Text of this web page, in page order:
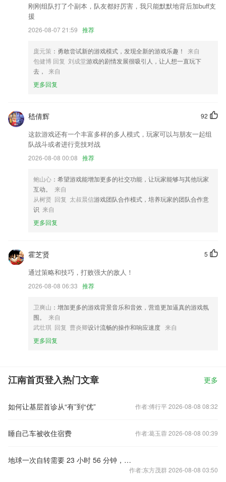
江南首页登入更新了什么?
澎湃早晚报海报样式优化；
可打印每日店员日报
解决设置中 API 入口丢失问题
读信翻译升级优化，增强翻译速度与准确性
联系我们
以上就是江南首页登入的介绍，如果您喜欢这款软件，您可以到应用商店
进行打分评论，说出您的使用经历，以帮助我们更好的对产品进行优化修
刚刚组队打了个副本，队友都好厉害，我只能默默地背后加buff支
援
2026-08-07 21:59 推荐
庞元策 ：勇敢尝试新的游戏模式，发现全新的游戏乐趣！
来自
包健博 回复 刘成堂游戏的剧情发展很吸引人，让人想一直玩下
去，
来自
更多回复
92
嵇倩辉
这款游戏还有一个丰富多样的多人模式，玩家可以与朋友一起组
队战斗或者进行竞技对战
2026-08-08 00:08 推荐
鲍山心 ：希望游戏能增加更多的社交功能，让玩家能够与其他玩家
互动。
来自
从树贤 回复 太叔晨信游戏团队合作模式，培养玩家的团队合作意
识 来自
更多回复
5
霍芝贤
通过策略和技巧，打败强大的敌人！
2026-08-08 06:33 推荐
卫爽山 ：增加更多的游戏背景音乐和音效，营造更加逼真的游戏氛
围。
来自
武壮琪 回复 曹炎卿设计流畅的操作和响应速度 来自
更多回复
江南首页登入热门文章 更多
如何让基层首诊从“有”到“优” 作者:傅行平 2026-08-08 08:32
睡自己车被收住宿费 作者:葛玉蓉 2026-08-08 00:39
地球一次自转需要 23 小时 56 分钟，剩下的 4 分钟去哪儿了呢？
作者:东方茂群 2026-08-08 03:50